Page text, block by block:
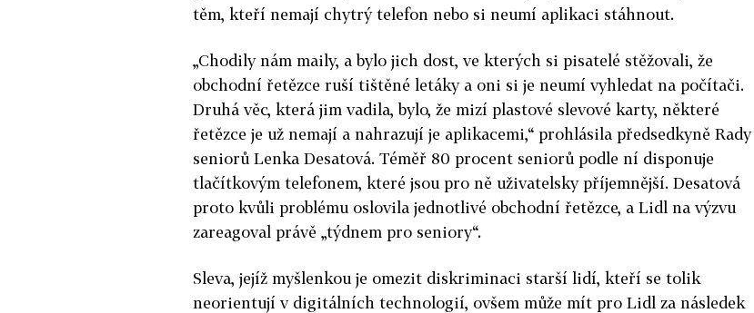
těm, kteří nemají chytrý telefon nebo si neumí aplikaci stáhnout.
„Chodily nám maily, a bylo jich dost, ve kterých si pisatelé stěžovali, že
obchodní řetězce ruší tištěné letáky a oni si je neumí vyhledat na počítači.
Druhá věc, která jim vadila, bylo, že mizí plastové slevové karty, některé
řetězce je už nemají a nahrazují je aplikacemi,“ prohlásila předsedkyně Rady
seniorů Lenka Desatová. Téměř 80 procent seniorů podle ní disponuje
tlačítkovým telefonem, které jsou pro ně uživatelsky příjemnější. Desatová
proto kvůli problému oslovila jednotlivé obchodní řetězce, a Lidl na výzvu
zareagoval právě „týdnem pro seniory“.
Sleva, jejíž myšlenkou je omezit diskriminaci starší lidí, kteří se tolik
neorientují v digitálních technologií, ovšem může mít pro Lidl za následek